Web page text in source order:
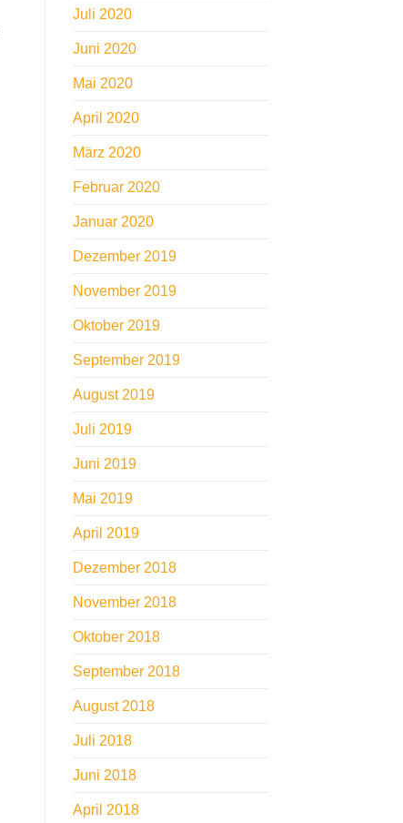
Juli 2020
Juni 2020
Mai 2020
April 2020
März 2020
Februar 2020
Januar 2020
Dezember 2019
November 2019
Oktober 2019
September 2019
August 2019
Juli 2019
Juni 2019
Mai 2019
April 2019
Dezember 2018
November 2018
Oktober 2018
September 2018
August 2018
Juli 2018
Juni 2018
April 2018